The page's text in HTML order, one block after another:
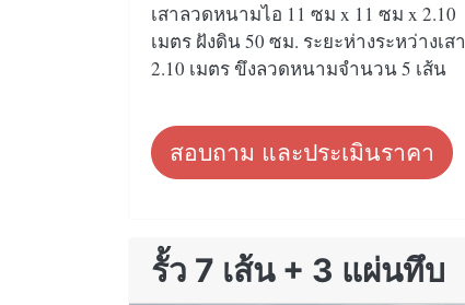
เสาลวดหนามไอ 11 ซม x 11 ซม x 2.10
เมตร ฝังดิน 50 ซม. ระยะห่างระหว่างเสา
2.10 เมตร ขึงลวดหนามจำนวน 5 เส้น
สอบถาม และประเมินราคา
รั้ว 7 เส้น + 3 แผ่นทึบ